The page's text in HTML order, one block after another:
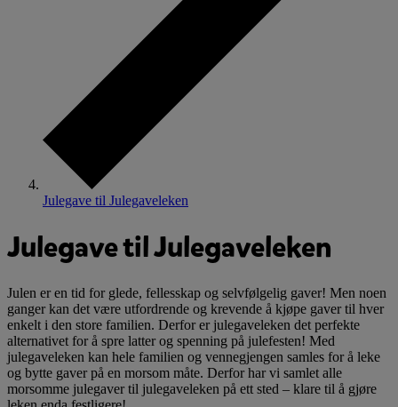
Julegave til Julegaveleken
Julegave til Julegaveleken
Julen er en tid for glede, fellesskap og selvfølgelig gaver! Men noen
ganger kan det være utfordrende og krevende å kjøpe gaver til hver
enkelt i den store familien. Derfor er julegaveleken det perfekte
alternativet for å spre latter og spenning på julefesten! Med
julegaveleken kan hele familien og vennegjengen samles for å leke
og bytte gaver på en morsom måte. Derfor har vi samlet alle
morsomme julegaver til julegaveleken på ett sted – klare til å gjøre